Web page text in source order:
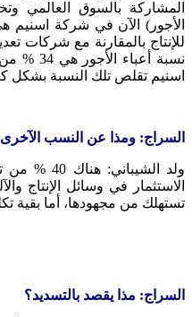
المشاركة بالسوق العالمي
للإنتاج بالمقارنة مع شركات
نسبة
اسنيم تقلص تلك النسبة بشكل
السراج: ومذا عن النسب
ولد
الاستثمار في وسائل الإنتاج
تستهلك من مجهودها، أما بقية
السراج: مذا يقصد بالتسديد؟